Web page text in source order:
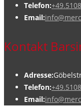
Telefon:
Email:
Kontakt
Adresse:
Telefon:
Email: